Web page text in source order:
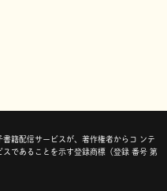
籍配信サービスが、著作権者からコ ンテ
スであることを示す登録商標（登録 番号 第